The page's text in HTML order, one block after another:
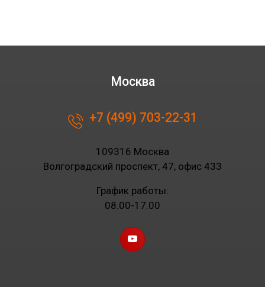
Москва
+7 (499) 703-22-31
109316 Москва
Волгоградский проспект, 47, офис 433
График работы:
08.00-17.00